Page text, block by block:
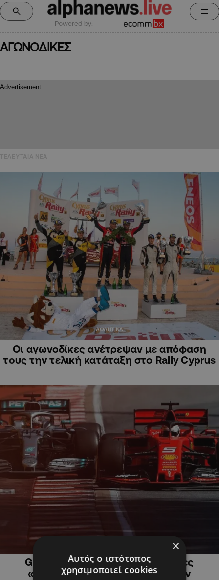
Powered by:
ΑΓΩΝΟΔΙΚΕΣ
ΑΘΛΗΤΙΚΑ
Οι αγωνοδίκες ανέτρεψαν με απόφαση
τους την τελική κατάταξη στο Rally Cyprus
Grand Prix Καναδά: Οι αγωνοδίκες
«χάρισαν» τη νίκη στον Χάμιλτον
×
Αυτός ο ιστότοπος
χρησιμοποιεί cookies